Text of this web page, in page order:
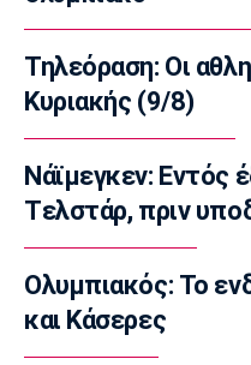
16:05
Super League 2
Απόλλων
Βοριαζίδη
Στίβος
Αρχίζει το
στο Μπέρμιγχαμ
15:35
Μπάσκετ Ελλάδα
Μουρατίδης: «Στο
Τηλεόραση: Οι
Κυριακής (9/8)
Νάϊμεγκεν: Εντός
Tελστάρ, πριν
Ολυμπιακός: Το
και Κάσερες